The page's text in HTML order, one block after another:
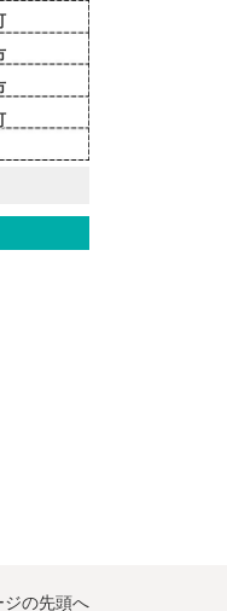
ジの先頭へ